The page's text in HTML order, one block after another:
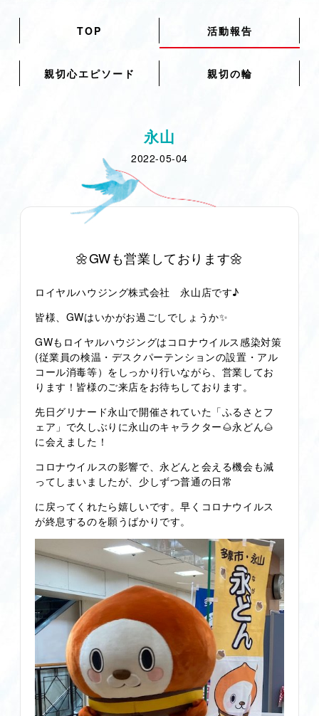
TOP 活動報告
親切心エピソード 親切の輪
永山
2022-05-04
🌼GWも営業しております🌼
ロイヤルハウジング株式会社 永山店です♪
皆様、GWはいかがお過ごしでしょうか✨
GWもロイヤルハウジングはコロナウイルス感染対策
(従業員の検温・デスクパーテンションの設置・アル
コール消毒等）をしっかり行いながら、営業してお
ります！皆様のご来店をお待ちしております。
先日グリナード永山で開催されていた「ふるさとフ
ェア」で久しぶりに永山のキャラクター🌰永どん🌰
に会えました！
コロナウイルスの影響で、永どんと会える機会も減
ってしまいましたが、少しずつ普通の日常
に戻ってくれたら嬉しいです。早くコロナウイルス
が終息するのを願うばかりです。